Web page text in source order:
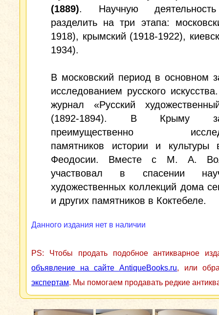
(1889). Научную
разделить на три этапа:
1918), крымский (1918-1922),
1934).
В московский период в основном
исследованием русского
журнал «Русский
(1892-1894). В Крыму
преимущественно
памятников истории и культуры
Феодосии. Вместе с М. А.
участвовал в спасении
художественных коллекций дома
и других памятников в Коктебеле.
Данного издания нет в наличии
PS: Чтобы продать подобное антикварное
объявление на сайте AntiqueBooks.ru, или
экспертам. Мы помогаем продавать редкие